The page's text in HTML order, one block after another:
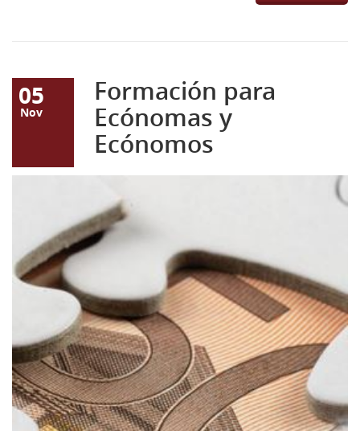
05
Nov
Formación para
Ecónomas y
Ecónomos
Captura.JPG